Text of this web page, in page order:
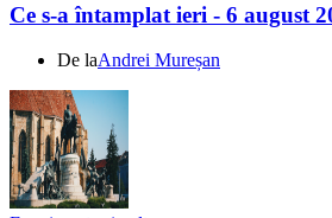
Ce s-a întamplat ieri - 6 august
De laAndrei Mureșan